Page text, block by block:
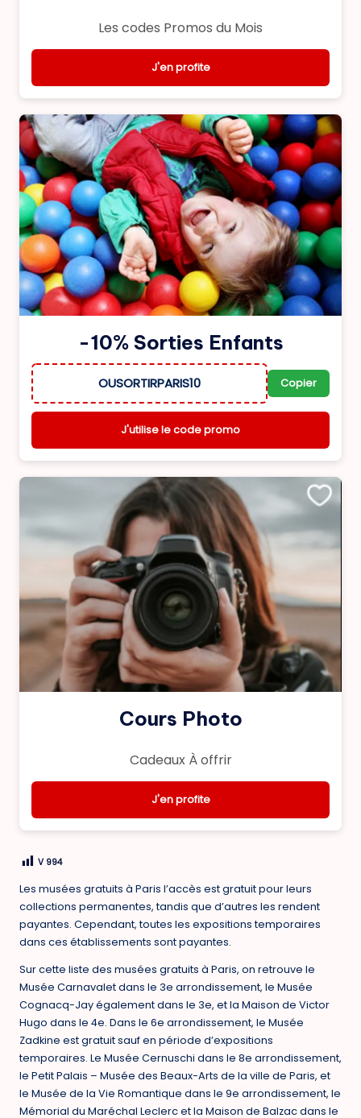
Les codes Promos du Mois
J'en profite
-10% Sorties Enfants
OUSORTIRPARIS10 Copier
J'utilise le code promo
Cours Photo
Cadeaux À offrir
J'en profite
V 994
Les musées gratuits à Paris l’accès est gratuit pour leurs
collections permanentes, tandis que d’autres les rendent
payantes. Cependant, toutes les expositions temporaires
dans ces établissements sont payantes.
Sur cette liste des musées gratuits à Paris, on retrouve le
Musée Carnavalet dans le 3e arrondissement, le Musée
Cognacq-Jay également dans le 3e, et la Maison de Victor
Hugo dans le 4e. Dans le 6e arrondissement, le Musée
Zadkine est gratuit sauf en période d’expositions
temporaires. Le Musée Cernuschi dans le 8e arrondissement,
le Petit Palais – Musée des Beaux-Arts de la ville de Paris, et
le Musée de la Vie Romantique dans le 9e arrondissement, le
Mémorial du Maréchal Leclerc et la Maison de Balzac dans le